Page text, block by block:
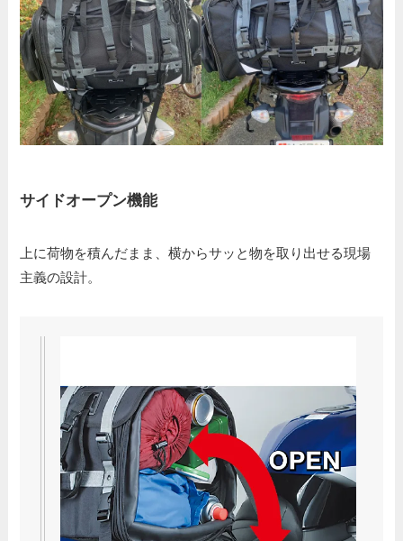
サイドオープン機能
上に荷物を積んだまま、横からサッと物を取り出せる現場
主義の設計。